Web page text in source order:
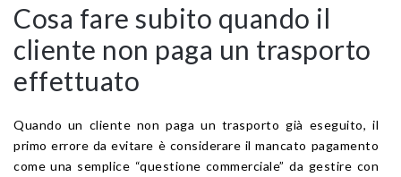
Cosa fare subito quando il
cliente non paga un trasporto
effettuato
Quando un cliente non paga un trasporto già eseguito, il
primo errore da evitare è considerare il mancato pagamento
come una semplice “questione commerciale” da gestire con